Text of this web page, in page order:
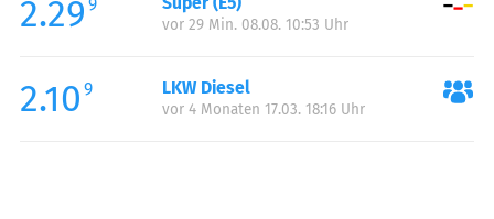
2.29 9
vor 29 Min. 08.08. 10:53 Uhr
2.10 9 LKW Diesel
vor 4 Monaten 17.03. 18:16 Uhr